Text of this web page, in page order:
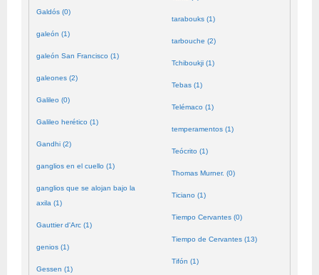
Galdós (0)
galeón (1)
galeón San Francisco (1)
galeones (2)
Galileo (0)
Galileo herético (1)
Gandhi (2)
ganglios en el cuello (1)
ganglios que se alojan bajo la
axila (1)
Gauttier d'Arc (1)
genios (1)
Gessen (1)
tarabouks (1)
tarbouche (2)
Tchiboukji (1)
Tebas (1)
Telémaco (1)
temperamentos (1)
Teócrito (1)
Thomas Murner. (0)
Ticiano (1)
Tiempo Cervantes (0)
Tiempo de Cervantes (13)
Tifón (1)